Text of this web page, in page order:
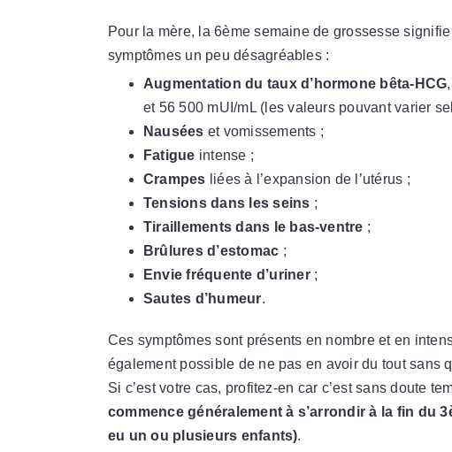
Pour la mère, la 6ème semaine de grossesse
symptômes un peu désagréables :
Augmentation du taux d’hormone bêta-HCG
et 56 500 mUI/mL (les valeurs pouvant varier
Nausées et vomissements ;
Fatigue intense ;
Crampes liées à l’expansion de l’utérus ;
Tensions dans les seins ;
Tiraillements dans le bas-ventre ;
Brûlures d’estomac ;
Envie fréquente d’uriner ;
Sautes d’humeur.
Ces symptômes sont présents en nombre et en
également possible de ne pas en avoir du tout sans
Si c’est votre cas, profitez-en car c’est sans doute
commence généralement à s’arrondir à la fin du
eu un ou plusieurs enfants).